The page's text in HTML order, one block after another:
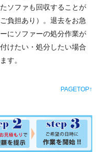
ソファも回収することが
負担あり）。退去をお急
にソファーの処分作業が
けたい・処分したい場合
す。
PAGETOP↑